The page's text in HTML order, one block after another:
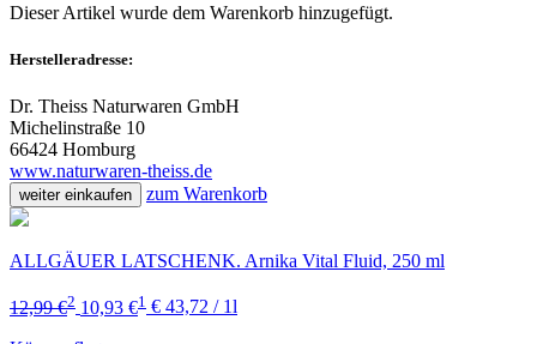
Dieser Artikel wurde dem Warenkorb hinzugefügt.
Herstelleradresse:
Dr. Theiss Naturwaren GmbH
Michelinstraße 10
66424 Homburg
www.naturwaren-theiss.de
weiter einkaufen zum Warenkorb
ALLGÄUER LATSCHENK. Arnika Vital Fluid, 250 ml
12,99 €2 10,93 €1 € 43,72 / 1l